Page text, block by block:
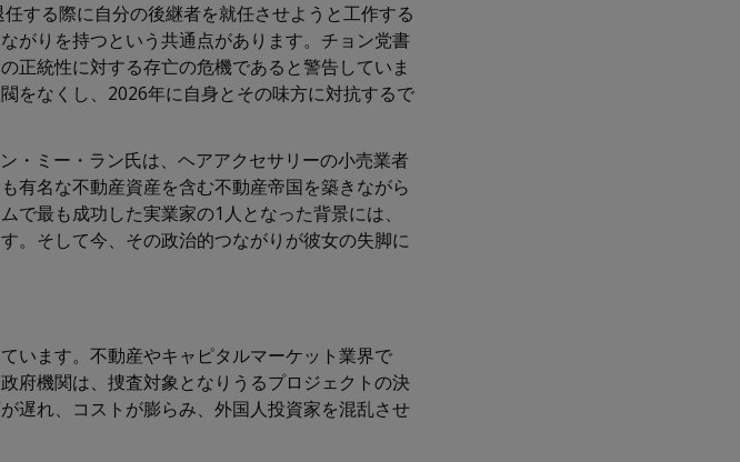
する際に自分の後継者を就任させようと工作する
がりを持つという共通点があります。チョン党書
正統性に対する存亡の危機であると警告していま
をなくし、2026年に自身とその味方に対抗するで
・ミー・ラン氏は、ヘアアクセサリーの小売業者
有名な不動産資産を含む不動産帝国を築きながら
で最も成功した実業家の1人となった背景には、
。そして今、その政治的つながりが彼女の失脚に
います。不動産やキャピタルマーケット業界で
府機関は、捜査対象となりうるプロジェクトの決
遅れ、コストが膨らみ、外国人投資家を混乱させ